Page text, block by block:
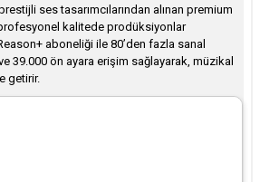
ses tasarımcılarından alınan premium
kalitede prodüksiyonlar
aboneliği ile 80’den fazla sanal
39.000 ön ayara erişim sağlayarak, müzikal
getirir.